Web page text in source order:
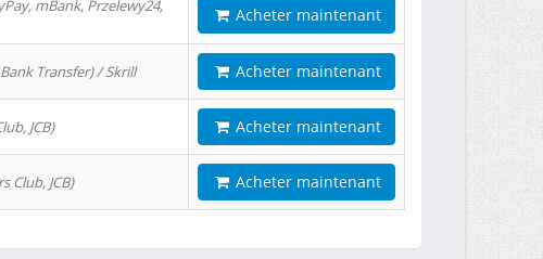
mBank, Przelewy24,
Acheter maintenant
Transfer) / Skrill Acheter maintenant
JCB) Acheter maintenant
Club, JCB) Acheter maintenant